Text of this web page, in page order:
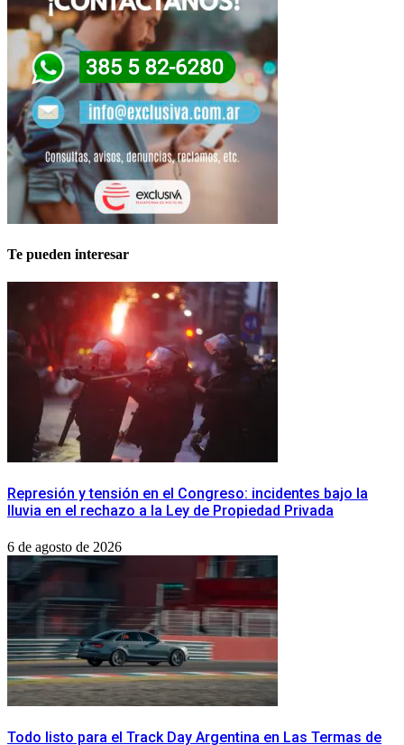
Te pueden interesar
Represión y tensión en el Congreso: incidentes bajo la
lluvia en el rechazo a la Ley de Propiedad Privada
6 de agosto de 2026
Todo listo para el Track Day Argentina en Las Termas de